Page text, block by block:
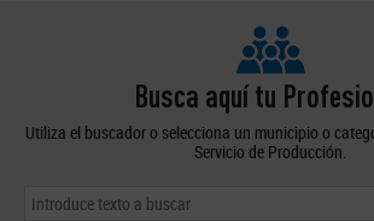
Busca aquí tu
Utiliza el buscador o selecciona un municipio o
Servicio de Producción.